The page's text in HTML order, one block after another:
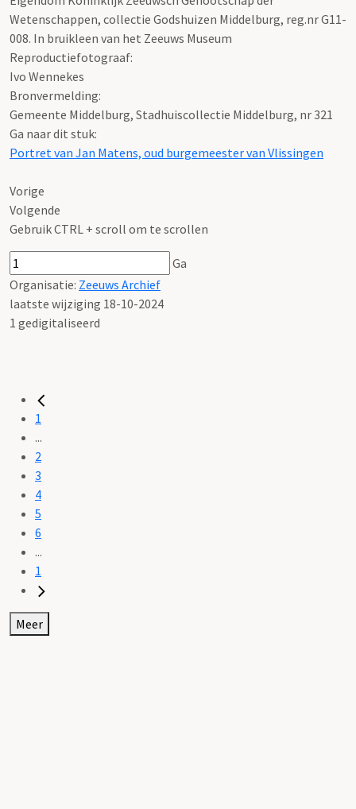
Wetenschappen, collectie Godshuizen Middelburg, reg.nr G11-
008. In bruikleen van het Zeeuws Museum
Reproductiefotograaf:
Ivo Wennekes
Bronvermelding:
Gemeente Middelburg, Stadhuiscollectie Middelburg, nr 321
Ga naar dit stuk:
Portret van Jan Matens, oud burgemeester van Vlissingen
Vorige
Volgende
Gebruik CTRL + scroll om te scrollen
Ga
Organisatie: Zeeuws Archief
laatste wijziging 18-10-2024
1 gedigitaliseerd
1
...
2
3
4
5
6
...
1
Meer